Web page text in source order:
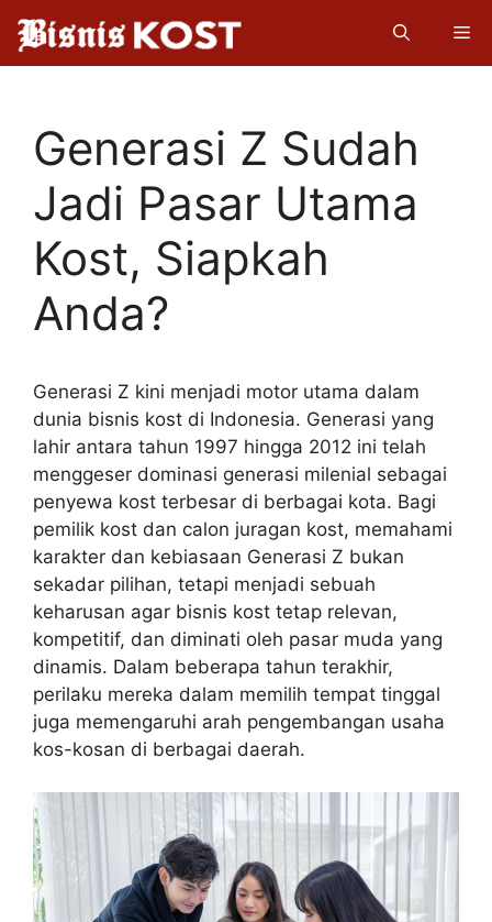
ke
isi
Generasi Z Sudah
Jadi Pasar Utama
Kost, Siapkah
Anda?
Generasi Z kini menjadi motor utama dalam
dunia bisnis kost di Indonesia. Generasi yang
lahir antara tahun 1997 hingga 2012 ini telah
menggeser dominasi generasi milenial sebagai
penyewa kost terbesar di berbagai kota. Bagi
pemilik kost dan calon juragan kost, memahami
karakter dan kebiasaan Generasi Z bukan
sekadar pilihan, tetapi menjadi sebuah
keharusan agar bisnis kost tetap relevan,
kompetitif, dan diminati oleh pasar muda yang
dinamis. Dalam beberapa tahun terakhir,
perilaku mereka dalam memilih tempat tinggal
juga memengaruhi arah pengembangan usaha
kos-kosan di berbagai daerah.